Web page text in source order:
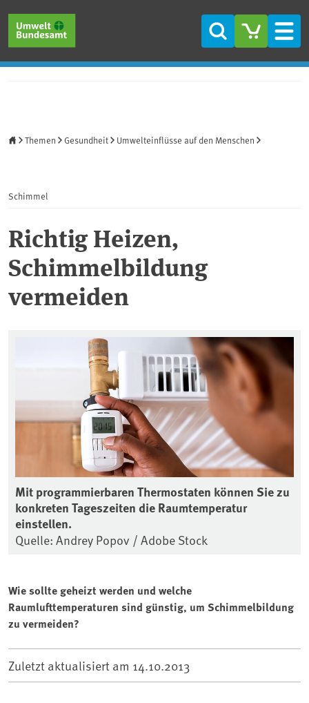
Suche
Themen Gesundheit Umwelteinflüsse auf den Menschen
Schimmel
Richtig Heizen,
Schimmelbildung
vermeiden
Mit programmierbaren Thermostaten können Sie zu
konkreten Tageszeiten die Raumtemperatur
einstellen.
Quelle: Andrey Popov / Adobe Stock
Wie sollte geheizt werden und welche
Raumlufttemperaturen sind günstig, um Schimmelbildung
zu vermeiden?
Zuletzt aktualisiert am 14.10.2013